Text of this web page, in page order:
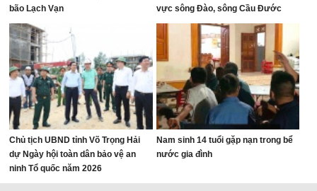
bão Lạch Vạn
vực sông Đào, sông Cầu Đước
Chủ tịch UBND tỉnh Võ Trọng Hải
dự Ngày hội toàn dân bảo vệ an
ninh Tổ quốc năm 2026
Nam sinh 14 tuổi gặp nạn trong bể
nước gia đình